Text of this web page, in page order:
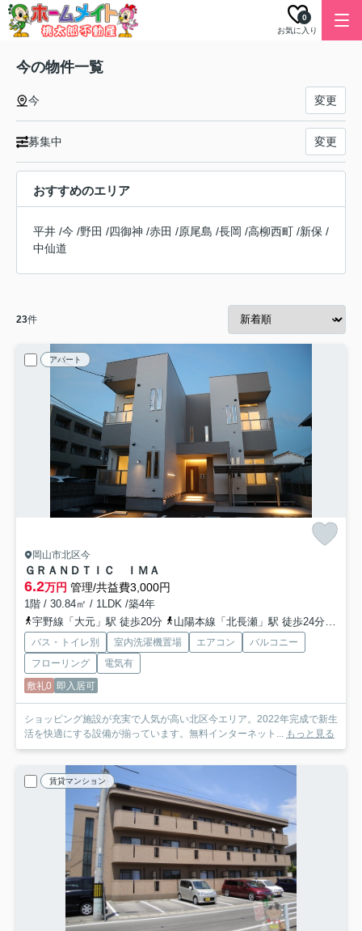
お気に入り
0
今の物件一覧
今 変更
募集中 変更
おすすめのエリア
平井 /今 /野田 /四御神 /赤田 /原尾島 /長岡 /高柳西町 /新保 /
中仙道
23件
アパート
岡山市北区今
ＧＲＡＮＤＴＩＣ ＩＭＡ
6.2万円 管理/共益費3,000円
1階 / 30.84㎡ / 1LDK /築4年
宇野線「大元」駅 徒歩20分
山陽本線「北長瀬」駅 徒歩24分
バス・トイレ別 室内洗濯機置場 エアコン
バルコニー
フローリング
電気有
敷礼0 即入居可
ショッピング施設が充実で人気が高い北区今エリア。2022年完成で新生
活を快適にする設備が揃っています。無料インターネット... もっと見る
賃貸マンション